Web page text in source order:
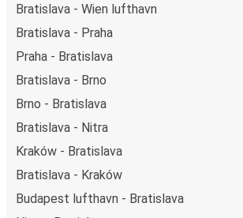
Bratislava - Wien lufthavn
Bratislava - Praha
Praha - Bratislava
Bratislava - Brno
Brno - Bratislava
Bratislava - Nitra
Kraków - Bratislava
Bratislava - Kraków
Budapest lufthavn - Bratislava